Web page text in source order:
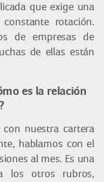
que exige una
rotación.
de empresas de
de ellas están
es la relación
nuestra cartera
hablamos con el
al mes. Es una
los otros rubros,